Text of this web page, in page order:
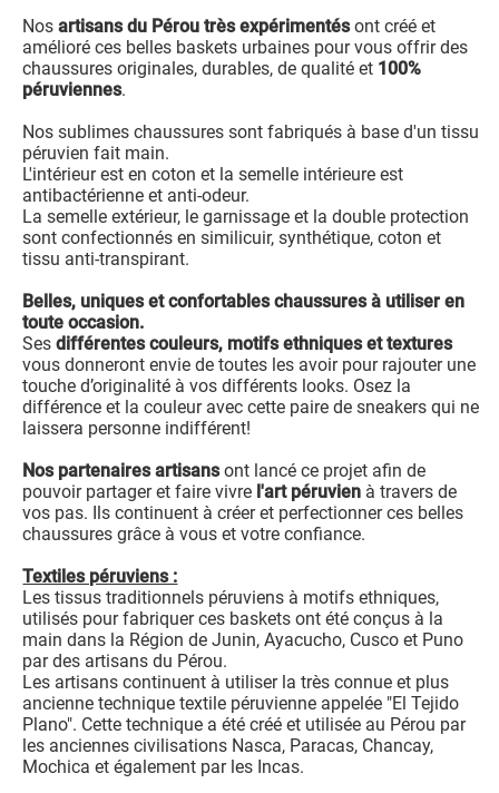
Nosartisans du Pérou très expérimentésont créé et
amélioré ces belles baskets urbaines pour vous offrir des
chaussures originales, durables, de qualité et 100%
péruviennes.
Nos sublimes chaussures sont fabriqués à base d'un tissu
péruvien fait main.
L'intérieur est en coton et la semelle intérieure est
antibactérienne et anti-odeur.
La semelle extérieur, le garnissage et la double protection
sont confectionnés en similicuir, synthétique, coton et
tissu anti-transpirant.
Belles, uniques et confortables chaussures à utiliser en
toute occasion.
Sesdifférentes couleurs, motifs ethniques et textures
vous donneront envie de toutes les avoir pour rajouter une
touche d’originalité à vos différents looks. Osez la
différence et la couleur avec cette paire de sneakers qui ne
laissera personne indifférent!
Nos partenaires artisansont lancé ce projet afin de
pouvoir partager et faire vivre l'art péruvien à travers de
vos pas. Ils continuent à créer et perfectionner ces belles
chaussures grâce à vous et votre confiance.
Textiles péruviens :
Les tissus traditionnels péruviens à motifs ethniques,
utilisés pour fabriquer ces baskets ont été conçus à la
main dans la Région de Junin, Ayacucho, Cusco et Puno
par des artisans du Pérou.
Les artisans continuent à utiliser la très connue et plus
ancienne technique textile péruvienne appelée "El Tejido
Plano". Cette technique a été créé et utilisée au Pérou par
les anciennes civilisations Nasca, Paracas, Chancay,
Mochica et également par les Incas.